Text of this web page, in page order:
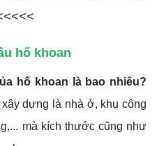
hố khoan
hố khoan là bao nhiêu?
dựng là nhà ở, khu công
mà kích thước cũng như